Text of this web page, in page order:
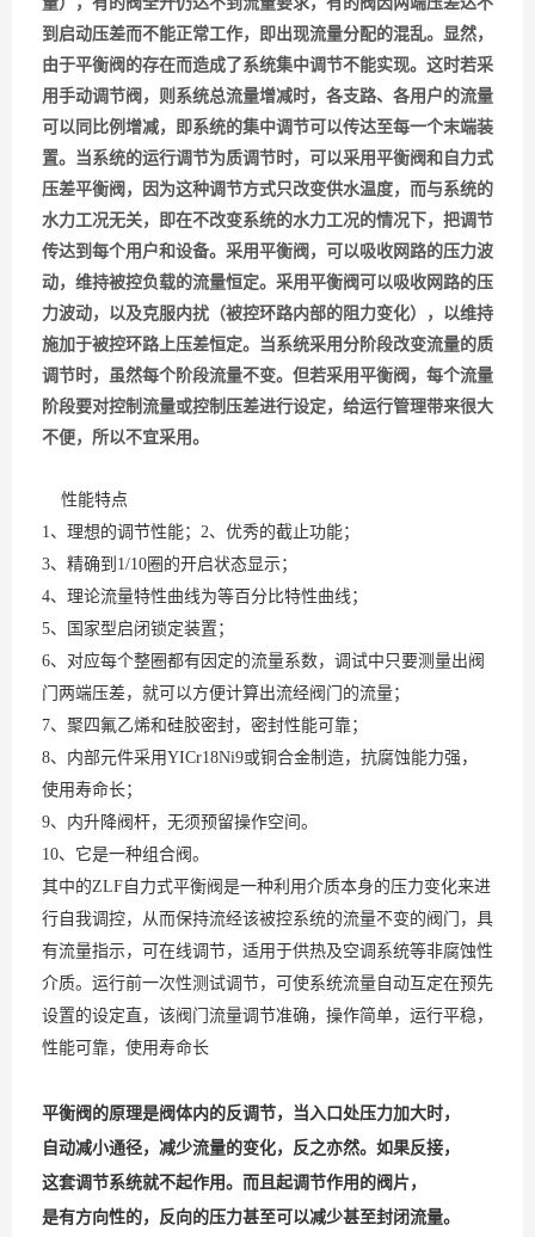
到启动压差而不能正常工作，即出现流量分配的混乱。显然，
由于平衡阀的存在而造成了系统集中调节不能实现。这时若采
用手动调节阀，则系统总流量增减时，各支路、各用户的流量
可以同比例增减，即系统的集中调节可以传达至每一个末端装
置。当系统的运行调节为质调节时，可以采用平衡阀和自力式
压差平衡阀，因为这种调节方式只改变供水温度，而与系统的
水力工况无关，即在不改变系统的水力工况的情况下，把调节
传达到每个用户和设备。采用平衡阀，可以吸收网路的压力波
动，维持被控负载的流量恒定。采用平衡阀可以吸收网路的压
力波动，以及克服内扰（被控环路内部的阻力变化），以维持
施加于被控环路上压差恒定。当系统采用分阶段改变流量的质
调节时，虽然每个阶段流量不变。但若采用平衡阀，每个流量
阶段要对控制流量或控制压差进行设定，给运行管理带来很大
不便，所以不宜采用。
性能特点
1、理想的调节性能；2、优秀的截止功能；
3、精确到1/10圈的开启状态显示；
4、理论流量特性曲线为等百分比特性曲线；
5、国家型启闭锁定装置；
6、对应每个整圈都有因定的流量系数，调试中只要测量出阀
门两端压差，就可以方便计算出流经阀门的流量；
7、聚四氟乙烯和硅胶密封，密封性能可靠；
8、内部元件采用YICr18Ni9或铜合金制造，抗腐蚀能力强，
使用寿命长；
9、内升降阀杆，无须预留操作空间。
10、它是一种组合阀。
其中的ZLF自力式平衡阀是一种利用介质本身的压力变化来进
行自我调控，从而保持流经该被控系统的流量不变的阀门，具
有流量指示，可在线调节，适用于供热及空调系统等非腐蚀性
介质。运行前一次性测试调节，可使系统流量自动互定在预先
设置的设定直，该阀门流量调节准确，操作简单，运行平稳，
性能可靠，使用寿命长
平衡阀的原理是阀体内的反调节，当入口处压力加大时，
自动减小通径，减少流量的变化，反之亦然。如果反接，
这套调节系统就不起作用。而且起调节作用的阀片，
是有方向性的，反向的压力甚至可以减少甚至封闭流量。